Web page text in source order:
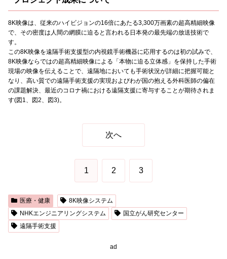
8K映像は、従来のハイビジョンの16倍にあたる3,300万画素の超高精細映像
で、その密度は人間の網膜に迫ると言われる日本発の最先端の放送技術で
す。
この8K映像を遠隔手術支援型の内視鏡手術機器に応用するのは初の試みで、
8K映像ならではの超高精細映像による「本物に迫る立体感」を保持した手術
現場の映像を伝えることで、遠隔地においても手術状況が詳細に把握可能と
なり、高い質での遠隔手術支援の実現およびわが国の抱える外科医師の偏在
の課題解決、最近のコロナ禍における遠隔支援に寄与することが期待されま
す(図1、図2、図3)。
次へ
1 2 3
医療・健康
8K映像システム
NHKエンジニアリングシステム
国立がん研究センター
遠隔手術支援
ad